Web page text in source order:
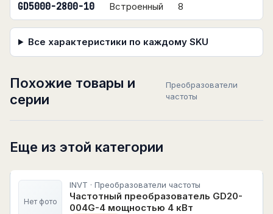
GD5000-2800-10 Встроенный 8
Все характеристики по каждому SKU
Похожие товары и
серии
Преобразователи
частоты
Еще из этой категории
Нет фото
INVT · Преобразователи частоты
Частотный преобразователь GD20-
004G-4 мощностью 4 кВт